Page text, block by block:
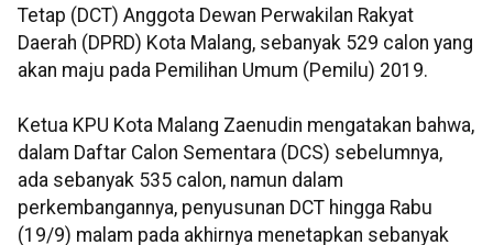
Tetap (DCT) Anggota Dewan Perwakilan Rakyat
Daerah (DPRD) Kota Malang, sebanyak 529 calon yang
akan maju pada Pemilihan Umum (Pemilu) 2019.
Ketua KPU Kota Malang Zaenudin mengatakan bahwa,
dalam Daftar Calon Sementara (DCS) sebelumnya,
ada sebanyak 535 calon, namun dalam
perkembangannya, penyusunan DCT hingga Rabu
(19/9) malam pada akhirnya menetapkan sebanyak